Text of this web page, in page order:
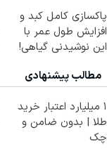
پاکسازی کامل کبد و
افزایش طول عمر با
این نوشیدنی گیاهی!
مطالب پیشنهادی
۱ میلیارد اعتبار خرید
طلا | بدون ضامن و
چک